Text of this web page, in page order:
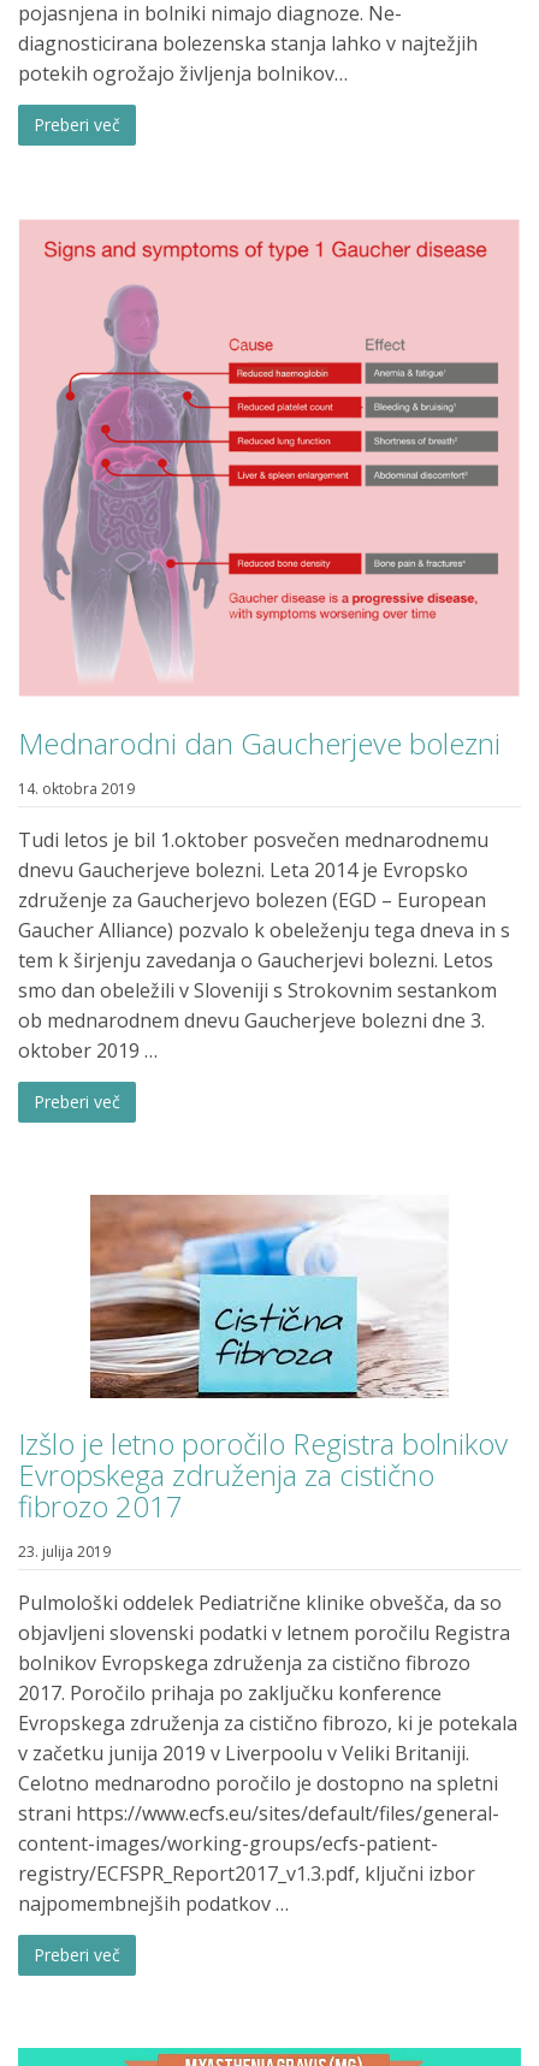
pojasnjena in bolniki nimajo diagnoze. Ne-
diagnosticirana bolezenska stanja lahko v najtežjih
potekih ogrožajo življenja bolnikov…
Preberi več
Mednarodni dan Gaucherjeve bolezni
14. oktobra 2019
Tudi letos je bil 1.oktober posvečen mednarodnemu
dnevu Gaucherjeve bolezni. Leta 2014 je Evropsko
združenje za Gaucherjevo bolezen (EGD – European
Gaucher Alliance) pozvalo k obeleženju tega dneva in s
tem k širjenju zavedanja o Gaucherjevi bolezni. Letos
smo dan obeležili v Sloveniji s Strokovnim sestankom
ob mednarodnem dnevu Gaucherjeve bolezni dne 3.
oktober 2019 …
Preberi več
Izšlo je letno poročilo Registra bolnikov
Evropskega združenja za cistično
fibrozo 2017
23. julija 2019
Pulmološki oddelek Pediatrične klinike obvešča, da so
objavljeni slovenski podatki v letnem poročilu Registra
bolnikov Evropskega združenja za cistično fibrozo
2017. Poročilo prihaja po zaključku konference
Evropskega združenja za cistično fibrozo, ki je potekala
v začetku junija 2019 v Liverpoolu v Veliki Britaniji.
Celotno mednarodno poročilo je dostopno na spletni
strani https://www.ecfs.eu/sites/default/files/general-
content-images/working-groups/ecfs-patient-
registry/ECFSPR_Report2017_v1.3.pdf, ključni izbor
najpomembnejših podatkov …
Preberi več